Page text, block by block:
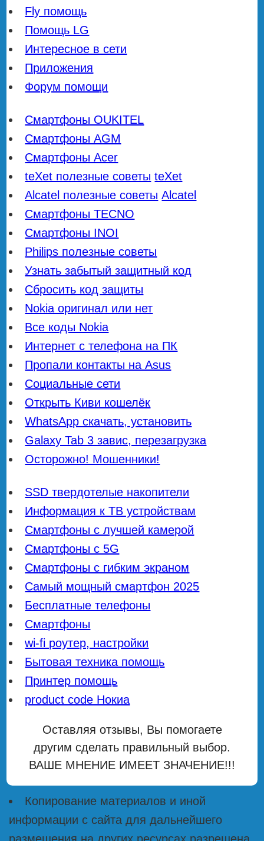
Fly помощь
Помощь LG
Интересное в сети
Приложения
Форум помощи
Смартфоны OUKITEL
Смартфоны AGM
Смартфоны Acer
teXet полезные советы teXet
Alcatel полезные советы Alcatel
Смартфоны TECNO
Смартфоны INOI
Philips полезные советы
Узнать забытый защитный код
Сбросить код защиты
Nokia оригинал или нет
Все коды Nokia
Интернет с телефона на ПК
Пропали контакты на Asus
Социальные сети
Открыть Киви кошелёк
WhatsApp скачать, установить
Galaxy Tab 3 завис, перезагрузка
Осторожно! Мошенники!
SSD твердотелые накопители
Информация к ТВ устройствам
Смартфоны с лучшей камерой
Смартфоны с 5G
Смартфоны с гибким экраном
Самый мощный смартфон 2025
Бесплатные телефоны
Смартфоны
wi-fi роутер, настройки
Бытовая техника помощь
Принтер помощь
product code Нокиа
Оставляя отзывы, Вы помогаете
другим сделать правильный выбор.
ВАШЕ МНЕНИЕ ИМЕЕТ ЗНАЧЕНИЕ!!!
Копирование материалов и иной
информации с сайта для дальнейшего